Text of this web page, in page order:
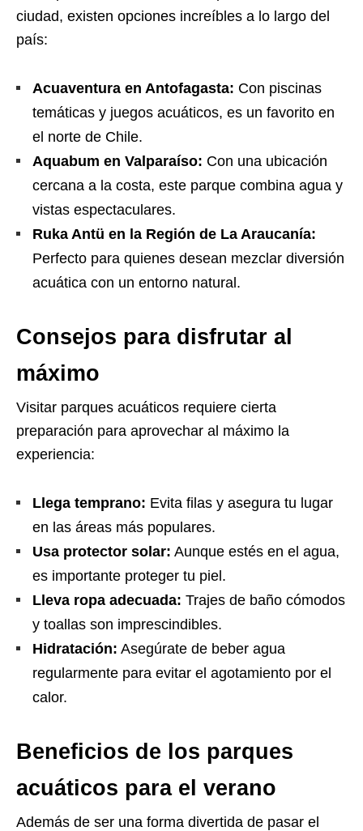
ciudad, existen opciones increíbles a lo largo del
país:
Acuaventura en Antofagasta: Con piscinas
temáticas y juegos acuáticos, es un favorito en
el norte de Chile.
Aquabum en Valparaíso: Con una ubicación
cercana a la costa, este parque combina agua y
vistas espectaculares.
Ruka Antü en la Región de La Araucanía:
Perfecto para quienes desean mezclar diversión
acuática con un entorno natural.
Consejos para disfrutar al
máximo
Visitar parques acuáticos requiere cierta
preparación para aprovechar al máximo la
experiencia:
Llega temprano: Evita filas y asegura tu lugar
en las áreas más populares.
Usa protector solar: Aunque estés en el agua,
es importante proteger tu piel.
Lleva ropa adecuada: Trajes de baño cómodos
y toallas son imprescindibles.
Hidratación: Asegúrate de beber agua
regularmente para evitar el agotamiento por el
calor.
Beneficios de los parques
acuáticos para el verano
Además de ser una forma divertida de pasar el